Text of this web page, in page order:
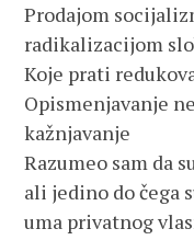
Prodajom
radikalizacijom
Koje prati
Opismenjavanje
kažnjavanje
Razumeo sam da
ali jedino do čega
uma privatnog